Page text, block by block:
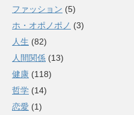
ファッション (5)
ホ・オポノポノ (3)
人生 (82)
人間関係 (13)
健康 (118)
哲学 (14)
恋愛 (1)